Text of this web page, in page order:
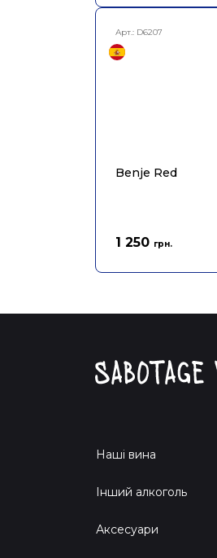
Арт.: D6207
Benje Red
1 250 грн.
Наші вина
Інший алкоголь
Аксесуари